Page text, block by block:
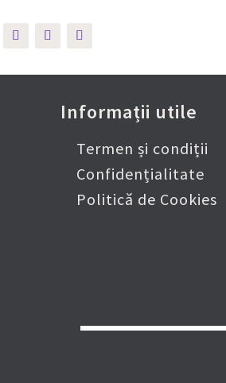
Informații utile
Termen și condiții
Confidențialitate
Politică de Cookies